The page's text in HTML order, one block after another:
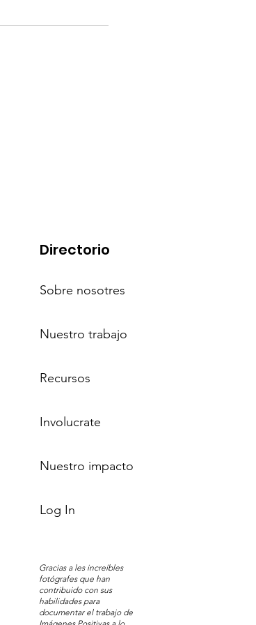
Directorio
Sobre nosotres
Nuestro trabajo
Recursos
Involucrate
Nuestro impacto
Log In
Gracias a les increíbles
fotógrafes que han
contribuido con sus
habilidades para
documentar el trabajo de